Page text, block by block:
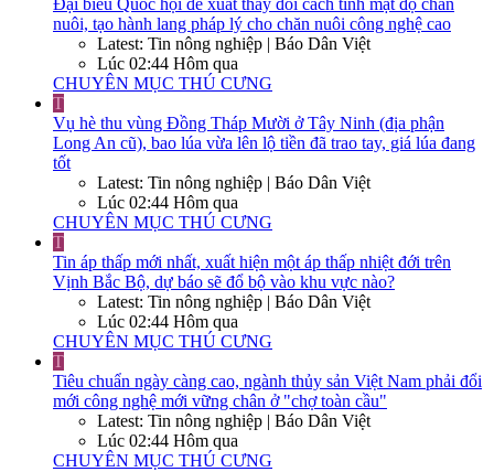
Đại biểu Quốc hội đề xuất thay đổi cách tính mật độ chăn
nuôi, tạo hành lang pháp lý cho chăn nuôi công nghệ cao
Latest: Tin nông nghiệp | Báo Dân Việt
Lúc 02:44 Hôm qua
CHUYÊN MỤC THÚ CƯNG
T
Vụ hè thu vùng Đồng Tháp Mười ở Tây Ninh (địa phận
Long An cũ), bao lúa vừa lên lộ tiền đã trao tay, giá lúa đang
tốt
Latest: Tin nông nghiệp | Báo Dân Việt
Lúc 02:44 Hôm qua
CHUYÊN MỤC THÚ CƯNG
T
Tin áp thấp mới nhất, xuất hiện một áp thấp nhiệt đới trên
Vịnh Bắc Bộ, dự báo sẽ đổ bộ vào khu vực nào?
Latest: Tin nông nghiệp | Báo Dân Việt
Lúc 02:44 Hôm qua
CHUYÊN MỤC THÚ CƯNG
T
Tiêu chuẩn ngày càng cao, ngành thủy sản Việt Nam phải đổi
mới công nghệ mới vững chân ở "chợ toàn cầu"
Latest: Tin nông nghiệp | Báo Dân Việt
Lúc 02:44 Hôm qua
CHUYÊN MỤC THÚ CƯNG